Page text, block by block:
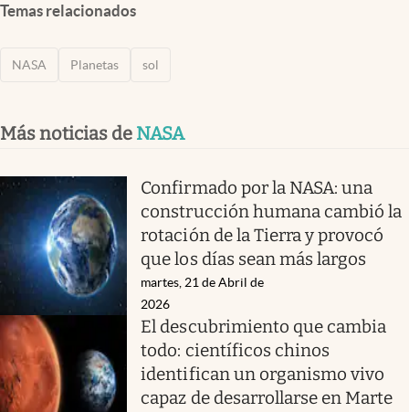
Temas relacionados
NASA Planetas sol
Más noticias de NASA
Confirmado por la NASA: una
construcción humana cambió la
rotación de la Tierra y provocó
que los días sean más largos
martes, 21 de Abril de
2026
El descubrimiento que cambia
todo: científicos chinos
identifican un organismo vivo
capaz de desarrollarse en Marte